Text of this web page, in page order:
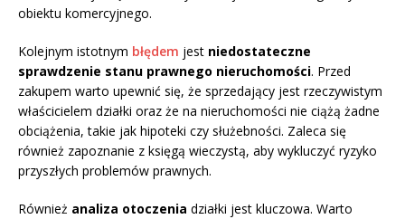
obiektu komercyjnego.
Kolejnym istotnym błędem jest niedostateczne
sprawdzenie stanu prawnego nieruchomości. Przed
zakupem warto upewnić się, że sprzedający jest rzeczywistym
właścicielem działki oraz że na nieruchomości nie ciążą żadne
obciążenia, takie jak hipoteki czy służebności. Zaleca się
również zapoznanie z księgą wieczystą, aby wykluczyć ryzyko
przyszłych problemów prawnych.
Również analiza otoczenia działki jest kluczowa. Warto